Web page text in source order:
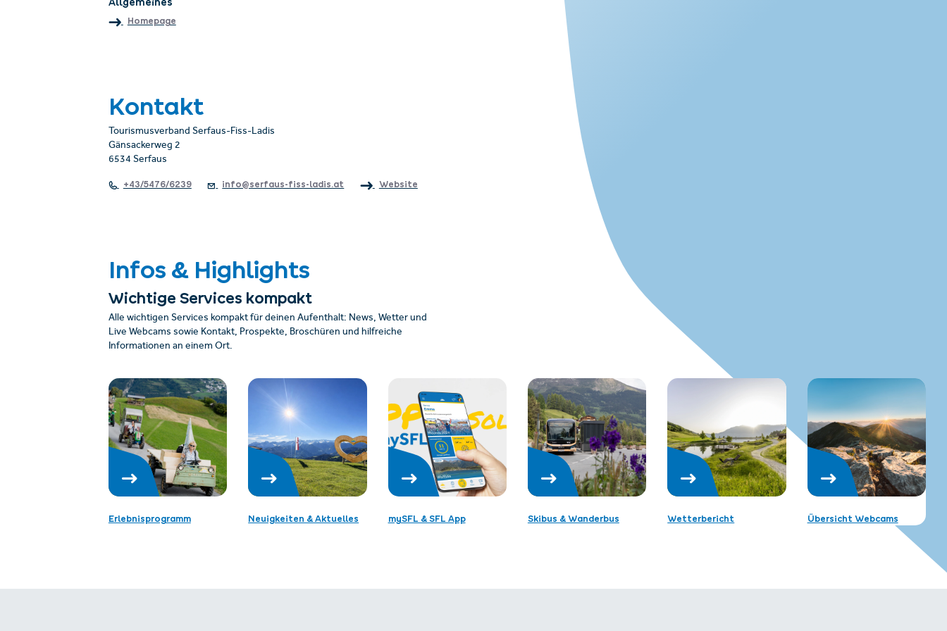
Allgemeines
Homepage
Kontakt
Tourismusverband Serfaus-Fiss-Ladis
Gänsackerweg 2
6534 Serfaus
+43/5476/6239 info@serfaus-fiss-ladis.at Website
Infos & Highlights
Wichtige Services kompakt
Alle wichtigen Services kompakt für deinen Aufenthalt: News, Wetter und
Live Webcams sowie Kontakt, Prospekte, Broschüren und hilfreiche
Informationen an einem Ort.
Erlebnisprogramm Neuigkeiten & Aktuelles mySFL & SFL App Skibus & Wanderbus Wetterbericht Übersicht Webcams